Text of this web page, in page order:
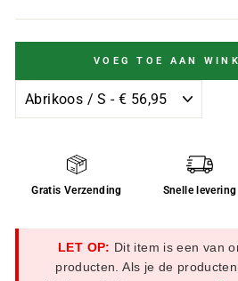
VOEG TOE AAN
Gratis Verzending Snelle levering
LET OP: Dit item is een van
producten. Als je de